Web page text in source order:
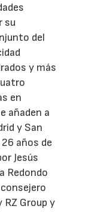
su
del
y más
en
añaden a
y San
años de
Jesús
Redondo
RZ Group y